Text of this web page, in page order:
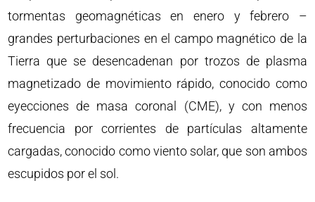
tormentas geomagnéticas en enero y febrero –
grandes perturbaciones en el campo magnético de la
Tierra que se desencadenan por trozos de plasma
magnetizado de movimiento rápido, conocido como
eyecciones de masa coronal (CME), y con menos
frecuencia por corrientes de partículas altamente
cargadas, conocido como viento solar, que son ambos
escupidos por el sol.